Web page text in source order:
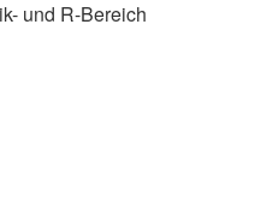
und R-Bereich